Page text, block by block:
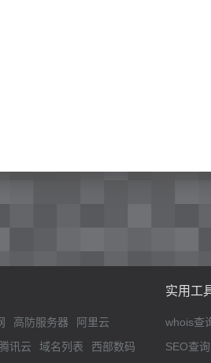
高防服务器
阿里云
腾讯云 域名列表 西部数码
实用工
whois查
SEO查询